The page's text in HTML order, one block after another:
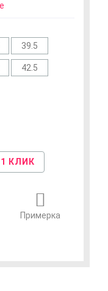
39.5
42.5
КЛИК
Примерка